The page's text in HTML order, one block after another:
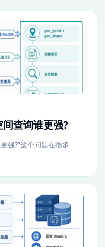
查询谁更强?
强?”这个问题在很多